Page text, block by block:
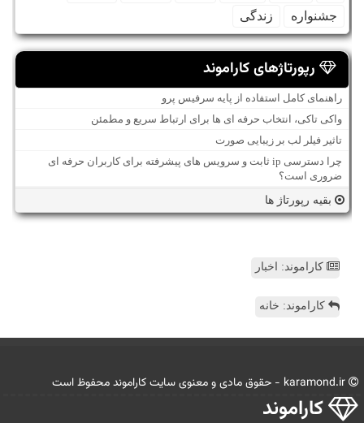
جشنواره
زندگی
رپورتاژهای کاراموند
راهنمای کامل استفاده از پایه سرفیس پرو
واکی تاکی، انتخاب حرفه ای ها برای ارتباط سریع و مطمئن
تاثیر فیلر لب بر زیبایی صورت
چرا دسترسی ip ثابت و سرویس های پیشرفته برای کاربران حرفه ای
ضروری است؟
بقیه رپورتاژ ها
کاراموند: اخبار
کاراموند: خانه
كاراموند